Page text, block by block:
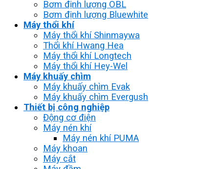
Bơm định lượng OBL
Bơm định lượng Bluewhite
Máy thổi khí
Máy thổi khí Shinmaywa
Thổi khí Hwang Hea
Máy thổi khí Longtech
Máy thổi khí Hey-Wel
Máy khuấy chìm
Máy khuấy chìm Evak
Máy khuấy chìm Evergush
Thiết bị công nghiệp
Động cơ điện
Máy nén khí
Máy nén khí PUMA
Máy khoan
Máy cắt